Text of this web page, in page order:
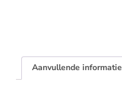
Aanvullende informatie